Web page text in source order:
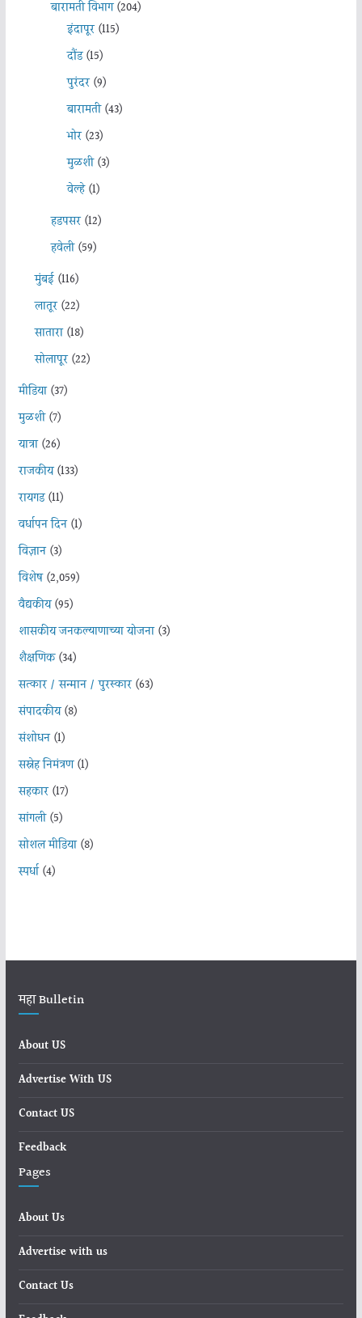
बारामती विभाग(204)
इंदापूर(115)
दौंड(15)
पुरंदर(9)
बारामती(43)
भोर(23)
मुळशी(3)
वेल्हे(1)
हडपसर(12)
हवेली(59)
मुंबई(116)
लातूर(22)
सातारा(18)
सोलापूर(22)
मीडिया(37)
मुळशी(7)
यात्रा(26)
राजकीय(133)
रायगड(11)
वर्धापन दिन(1)
विज्ञान(3)
विशेष(2,059)
वैद्यकीय(95)
शासकीय जनकल्याणाच्या योजना(3)
शैक्षणिक(34)
सत्कार / सन्मान / पुरस्कार(63)
संपादकीय(8)
संशोधन(1)
सस्नेह निमंत्रण(1)
सहकार(17)
सांगली(5)
सोशल मीडिया(8)
स्पर्धा(4)
महा Bulletin
About US
Advertise With US
Contact US
Feedback
Pages
About Us
Advertise with us
Contact Us